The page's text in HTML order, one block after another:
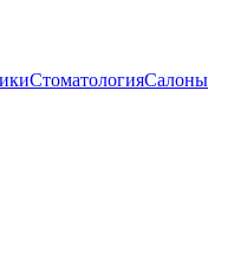
СтоматологияСалоны